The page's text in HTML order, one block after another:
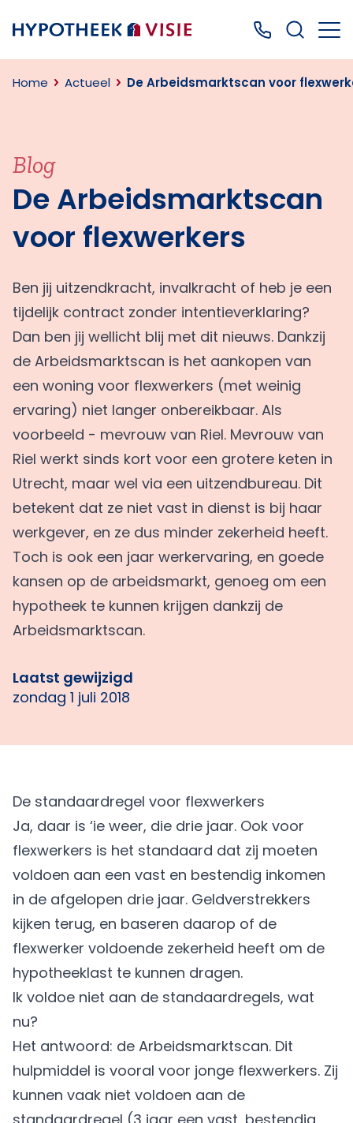
Terug naar home Bel ons: 0499
Home Actueel De Arbeidsmarktscan voor
Blog
De Arbeidsmarktscan
voor flexwerkers
Ben jij uitzendkracht, invalkracht of heb je een
tijdelijk contract zonder intentieverklaring?
Dan ben jij wellicht blij met dit nieuws. Dankzij
de Arbeidsmarktscan is het aankopen van
een woning voor flexwerkers (met weinig
ervaring) niet langer onbereikbaar. Als
voorbeeld - mevrouw van Riel. Mevrouw van
Riel werkt sinds kort voor een grotere keten in
Utrecht, maar wel via een uitzendbureau. Dit
betekent dat ze niet vast in dienst is bij haar
werkgever, en ze dus minder zekerheid heeft.
Toch is ook een jaar werkervaring, en goede
kansen op de arbeidsmarkt, genoeg om een
hypotheek te kunnen krijgen dankzij de
Arbeidsmarktscan.
Laatst gewijzigd
zondag 1 juli 2018
De standaardregel voor flexwerkers
Ja, daar is ‘ie weer, die drie jaar. Ook voor
flexwerkers is het standaard dat zij moeten
voldoen aan een vast en bestendig inkomen
in de afgelopen drie jaar. Geldverstrekkers
kijken terug, en baseren daarop of de
flexwerker voldoende zekerheid heeft om de
hypotheeklast te kunnen dragen.
Ik voldoe niet aan de standaardregels, wat
nu?
Het antwoord: de Arbeidsmarktscan. Dit
hulpmiddel is vooral voor jonge flexwerkers. Zij
kunnen vaak niet voldoen aan de